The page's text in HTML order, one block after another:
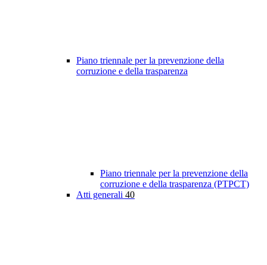
Piano triennale per la prevenzione della
corruzione e della trasparenza
Piano triennale per la prevenzione della
corruzione e della trasparenza (PTPCT)
Atti generali 40